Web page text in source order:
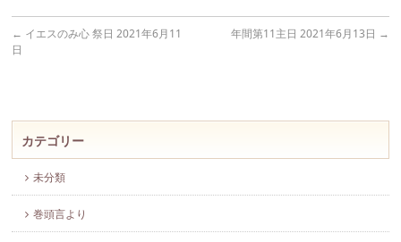
← イエスのみ心 祭日 2021年6月11
日
年間第11主日 2021年6月13日 →
カテゴリー
未分類
巻頭言より